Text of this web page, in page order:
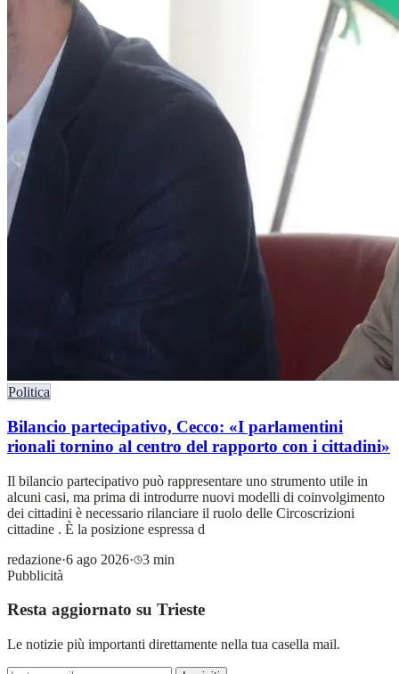
Politica
Bilancio partecipativo, Cecco: «I parlamentini
rionali tornino al centro del rapporto con i cittadini»
Il bilancio partecipativo può rappresentare uno strumento utile in
alcuni casi, ma prima di introdurre nuovi modelli di coinvolgimento
dei cittadini è necessario rilanciare il ruolo delle Circoscrizioni
cittadine . È la posizione espressa d
redazione·6 ago 2026·
3 min
Pubblicità
Resta aggiornato su Trieste
Le notizie più importanti direttamente nella tua casella mail.